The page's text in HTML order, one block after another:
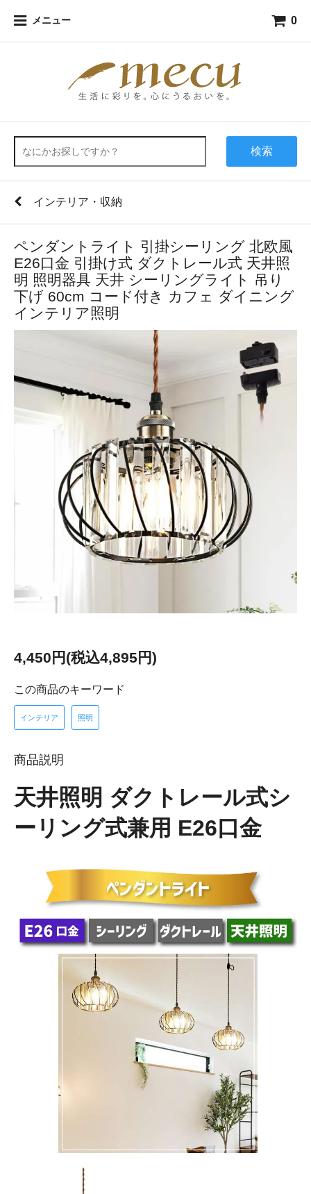
メニュー 0
検索
インテリア・収納
ペンダントライト 引掛シーリング 北欧風
E26口金 引掛け式 ダクトレール式 天井照
明 照明器具 天井 シーリングライト 吊り
下げ 60cm コード付き カフェ ダイニング
インテリア照明
4,450円(税込4,895円)
この商品のキーワード
インテリア 照明
商品説明
天井照明 ダクトレール式シ
ーリング式兼用 E26口金